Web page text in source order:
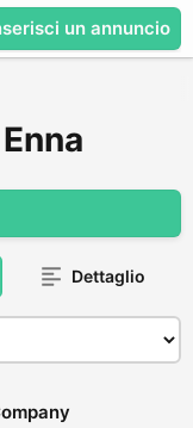
un annuncio
Dettaglio